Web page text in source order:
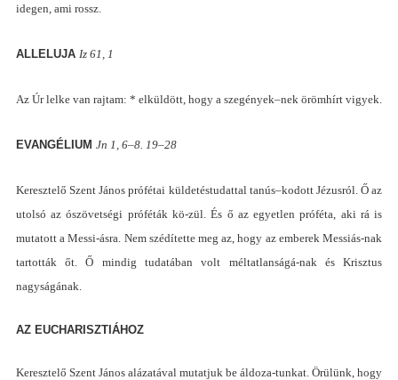
idegen, ami rossz.
ALLELUJA Iz 61, 1
Az Úr lelke van rajtam: * elküldött, hogy a szegények–nek örömhírt vigyek.
EVANGÉLIUM Jn 1 , 6–8. 19–28
Keresztelő Szent János prófétai küldetéstudattal tanús–kodott Jézusról. Ő az
utolsó az ószövetségi próféták kö-zül. És ő az egyetlen próféta, aki rá is
mutatott a Messi-ásra. Nem szédítette meg az, hogy az emberek Messiás-nak
tartották őt. Ő mindig tudatában volt méltatlanságá-nak és Krisztus
nagyságának.
AZ EUCHARISZTIÁHOZ
Keresztelő Szent János alázatával mutatjuk be áldoza-tunkat. Örülünk, hogy